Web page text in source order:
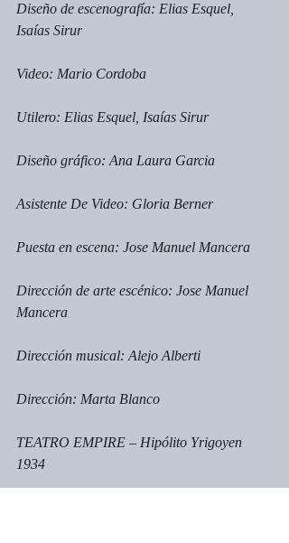
Diseño de escenografía: Elias Esquel,
Isaías Sirur
Video: Mario Cordoba
Utilero: Elias Esquel, Isaías Sirur
Diseño gráfico: Ana Laura Garcia
Asistente De Video: Gloria Berner
Puesta en escena: Jose Manuel Mancera
Dirección de arte escénico: Jose Manuel
Mancera
Dirección musical: Alejo Alberti
Dirección: Marta Blanco
TEATRO EMPIRE – Hipólito Yrigoyen
1934